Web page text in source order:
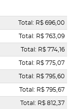
Total: R$ 696,00
Total: R$ 763,09
Total: R$ 774,16
Total: R$ 775,07
Total: R$ 795,60
Total: R$ 795,67
Total: R$ 812,37